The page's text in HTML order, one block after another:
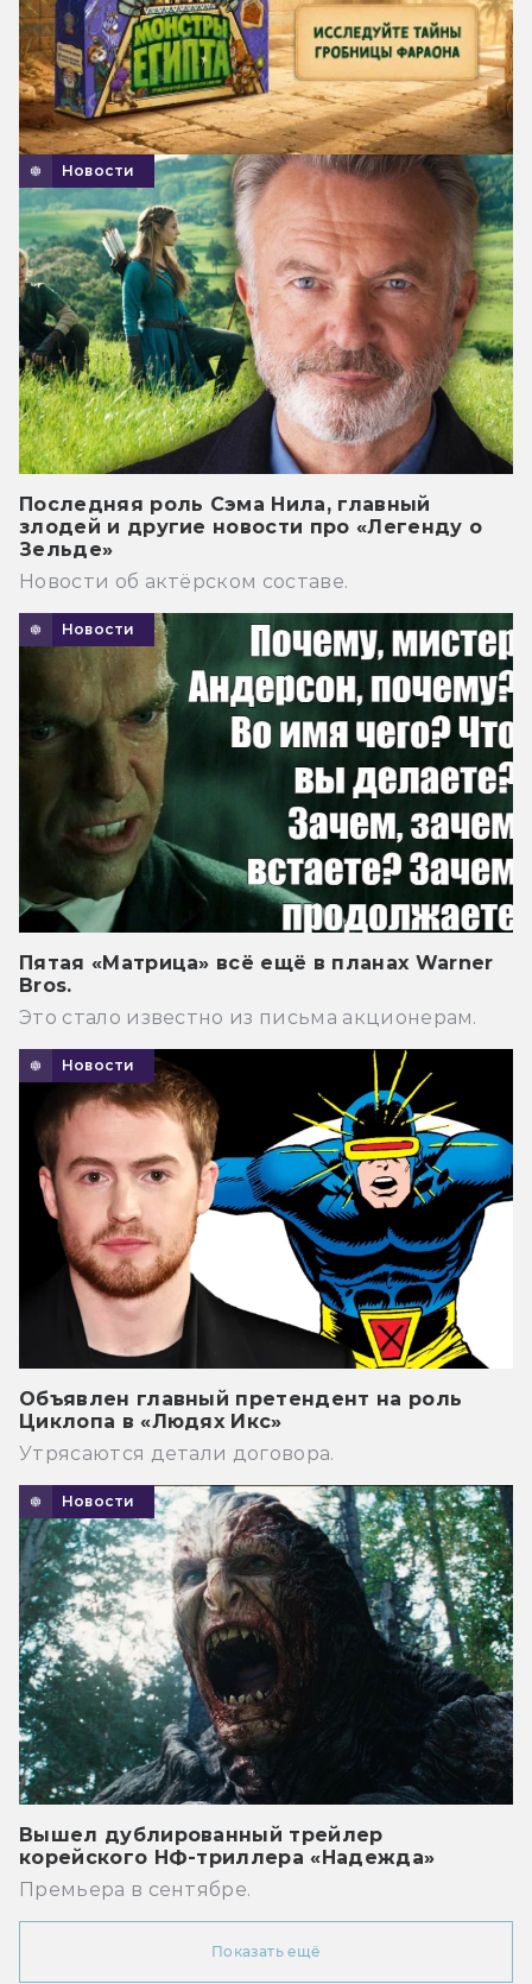
Новости
Последняя роль Сэма Нила, главный
злодей и другие новости про «Легенду о
Зельде»
Новости об актёрском составе.
Новости
Пятая «Матрица» всё ещё в планах Warner
Bros.
Это стало известно из письма акционерам.
Новости
Объявлен главный претендент на роль
Циклопа в «Людях Икс»
Утрясаются детали договора.
Новости
Вышел дублированный трейлер
корейского НФ-триллера «Надежда»
Премьера в сентябре.
Показать ещё